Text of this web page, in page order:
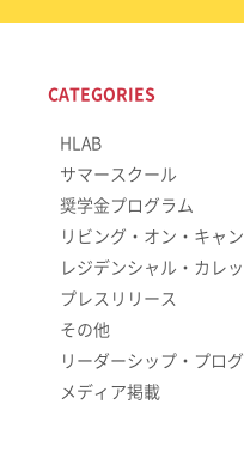
CATEGORIES
HLAB
サマースクール
奨学金プログラム
リビング・オン・キャ
レジデンシャル・カレ
プレスリリース
その他
リーダーシップ・プロ
メディア掲載